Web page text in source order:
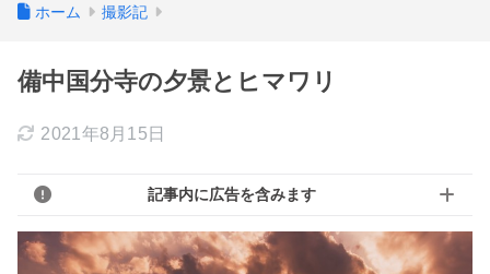
ホーム 撮影記
備中国分寺の夕景とヒマワリ
2021年8月15日
記事内に広告を含みます